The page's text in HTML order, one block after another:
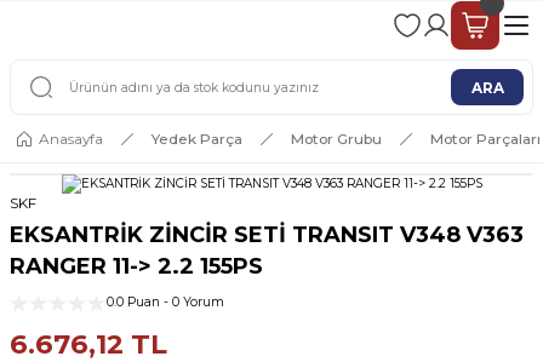
2 - 4 İŞ GÜNÜ İÇERİSİNDE KARGO
ARA
Anasayfa Yedek Parça Motor Grubu Motor Parçaları
SKF
EKSANTRİK ZİNCİR SETİ TRANSIT V348 V363
RANGER 11-> 2.2 155PS
0.0 Puan - 0 Yorum
6.676,12 TL